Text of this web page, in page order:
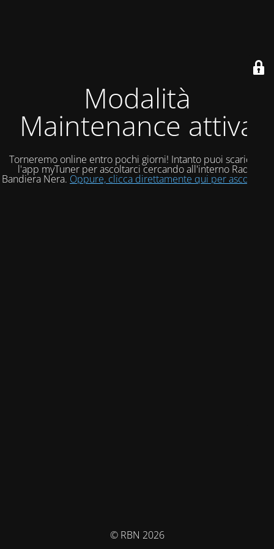
Modalità
Maintenance attiva
Torneremo online entro pochi giorni! Intanto puoi scaricare
l'app myTuner per ascoltarci cercando all'interno Radio
Bandiera Nera. Oppure, clicca direttamente qui per ascoltarci!
© RBN 2026